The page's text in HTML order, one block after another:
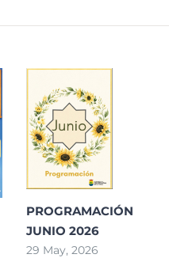
PROGRAMACIÓN
JUNIO 2026
29 May, 2026